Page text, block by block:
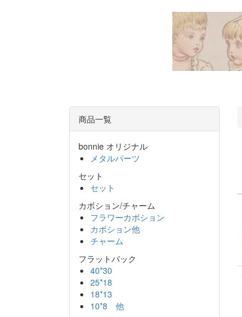
商品一覧
bonnie オリジナル
メタルパーツ
セット
セット
カボション/チャーム
フラワーカボション
カボション他
チャーム
フラットバック
40*30
25*18
18*13
10*8 他